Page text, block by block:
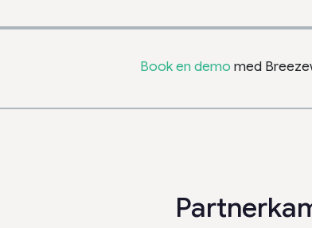
Book en demomed